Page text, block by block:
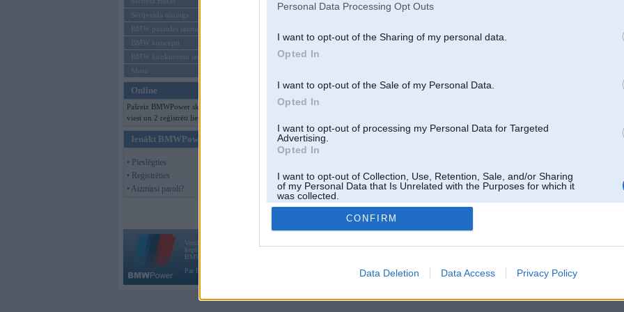
Personal Data Processing Opt Outs
I want to opt-out of the Sharing of my personal data.
Opted In
I want to opt-out of the Sale of my Personal Data.
Opted In
I want to opt-out of processing my Personal Data for Targeted
Advertising.
Opted In
I want to opt-out of Collection, Use, Retention, Sale, and/or Sharing
of my Personal Data that Is Unrelated with the Purposes for which it
was collected.
Opted Out
CONFIRM
Data Deletion Data Access Privacy Policy
Sērijveida tūnings
BMW pasaules jaunumi
BMW koncepti
BMW konkurentu jaunumi
Moto
Online
Pašreiz BMWPower skatās 252
viesi un 2 reģistrēti lietotāji.
Ienākt BMWPower
• Pieslēgties
• Reģistrēties
• Aizmirsi paroli?
Vortāls BMWPower.lv darbojas
kopš 2002. gada 14. maija. Tas nav auto klubs un nav saistīts ar
BMW AG.
Par BMWPower